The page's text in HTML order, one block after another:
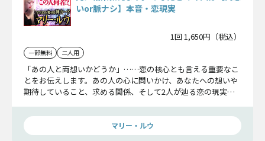
いor脈ナシ】本音・恋現実
1回 1,650円（税込）
一部無料 二人用
「あの人と両想いかどうか」……恋の核心とも言える重要なこ
とをお伝えします。あの人の心に問いかけ、あなたへの想いや
期待していること、求める関係、そして2人が辿る恋の現実を
マリー・ルウ